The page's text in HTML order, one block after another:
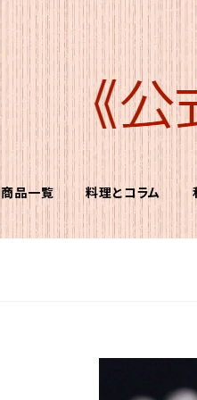
商品一覧 料理とコラム